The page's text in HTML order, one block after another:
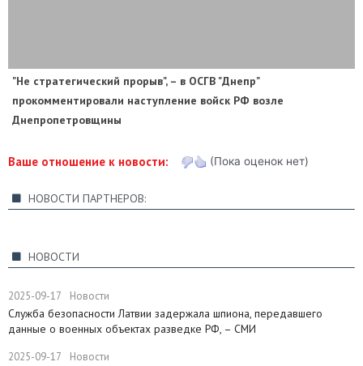
"Не стратегический прорыв", – в ОСГВ "Днепр"
прокомментировали наступление войск РФ возле
Днепропетровщины
Ваше отношение к новости: (Пока оценок нет)
НОВОСТИ ПАРТНЕРОВ:
НОВОСТИ
2025-09-17 Новости
Служба безопасности Латвии задержала шпиона, передавшего
данные о военных объектах разведке РФ, – СМИ
2025-09-17 Новости